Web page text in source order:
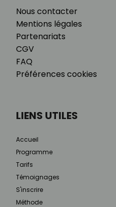
Nous contacter
Mentions légales
Partenariats
CGV
FAQ
Préférences cookies
LIENS UTILES
Accueil
Programme
Tarifs
Témoignages
S'inscrire
Méthode